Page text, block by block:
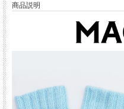
商品説明